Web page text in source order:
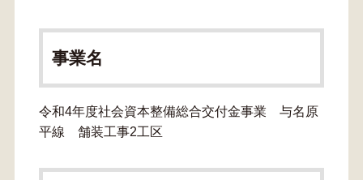
事業名
令和4年度社会資本整備総合交付金事業 与名原
平線 舗装工事2工区